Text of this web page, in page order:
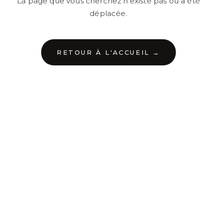
déplacée.
RETOUR À L'ACCUEIL →